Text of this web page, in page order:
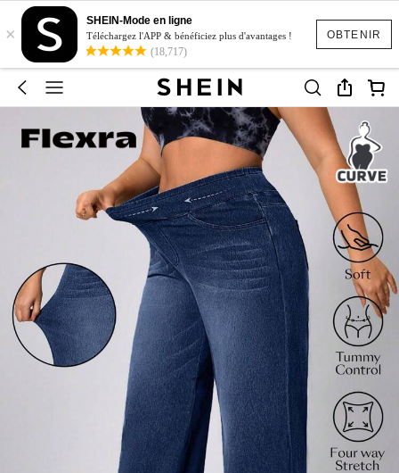
OBTENIR
×
SHEIN-Mode en ligne
Téléchargez l'APP & bénéficiez plus d'avantages !
(18,717)